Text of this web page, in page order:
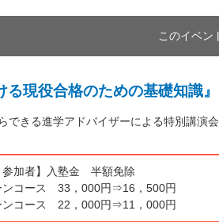
このイベン
る現役合格のための基礎知識
できる進学アドバイザーによる特別講演会
参加者】入塾金 半額免除
ンコース 33，000円⇒16，500円
ンコース 22，000円⇒11，000円